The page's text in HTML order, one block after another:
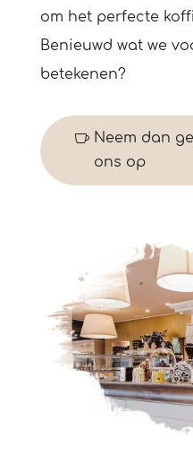
om het perfecte
Benieuwd wat we
betekenen?
Neem dan
ons op